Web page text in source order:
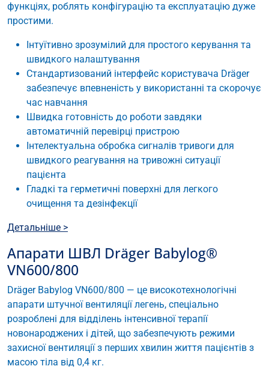
функціях, роблять конфігурацію та експлуатацію дуже
простими.
Інтуїтивно зрозумілий для простого керування та
швидкого налаштування
Стандартизований інтерфейс користувача Dräger
забезпечує впевненість у використанні та скорочує
час навчання
Швидка готовність до роботи завдяки
автоматичній перевірці пристрою
Інтелектуальна обробка сигналів тривоги для
швидкого реагування на тривожні ситуації
пацієнта
Гладкі та герметичні поверхні для легкого
очищення та дезінфекції
Детальніше >
Апарати ШВЛ Dräger Babylog®
VN600/800
Dräger Babylog VN600/800 — це високотехнологічні
апарати штучної вентиляції легень, спеціально
розроблені для відділень інтенсивної терапії
новонароджених і дітей, що забезпечують режими
захисної вентиляції з перших хвилин життя пацієнтів з
масою тіла від 0,4 кг.